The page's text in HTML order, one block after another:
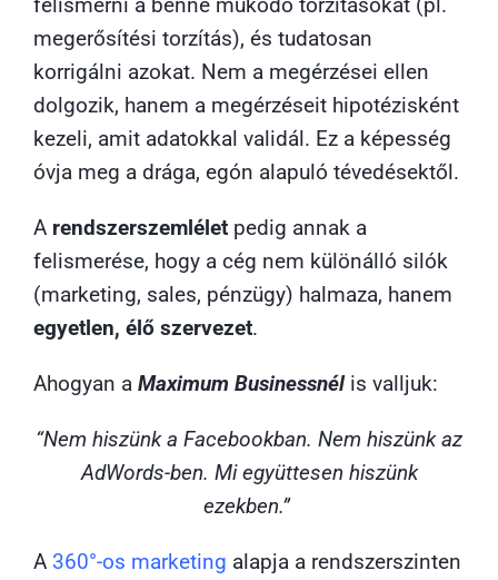
megerősítési torzítás), és tudatosan
korrigálni azokat. Nem a megérzései ellen
dolgozik, hanem a megérzéseit hipotézisként
kezeli, amit adatokkal validál. Ez a képesség
óvja meg a drága, egón alapuló tévedésektől.
A rendszerszemléletpedig annak a
felismerése, hogy a cég nem különálló silók
(marketing, sales, pénzügy) halmaza, hanem
egyetlen, élő szervezet.
Ahogyan a Maximum Businessnélis valljuk:
“Nem hiszünk a Facebookban. Nem hiszünk az
AdWords-ben. Mi együttesen hiszünk
ezekben.”
A 360°-os marketing alapja a rendszerszinten